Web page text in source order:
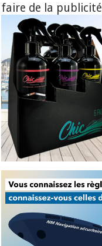
faire de la publicité